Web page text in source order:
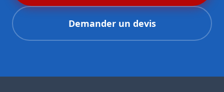
Demander un devis